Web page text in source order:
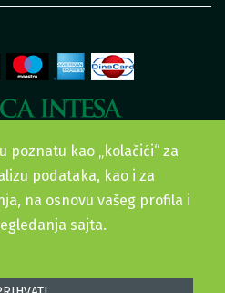
2022 Urban Garden doo
poznatu kao „kolačići“ za
podataka, kao i za
na osnovu vašeg profila i
sajta.